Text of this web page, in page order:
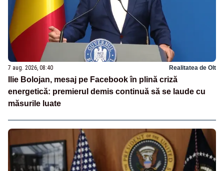
7 aug. 2026, 08:40 Realitatea de Olt
Ilie Bolojan, mesaj pe Facebook în plină criză
energetică: premierul demis continuă să se laude cu
măsurile luate